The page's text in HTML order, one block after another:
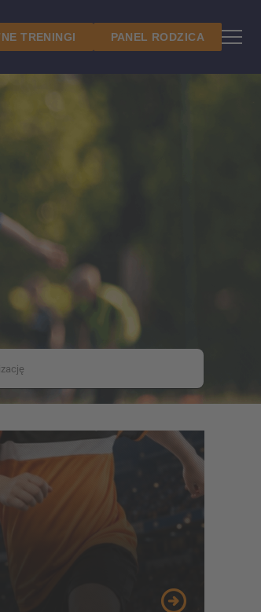
TRENINGI PANEL RODZICA